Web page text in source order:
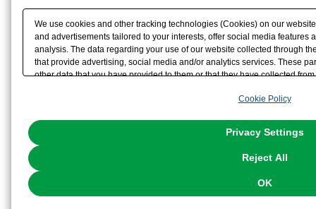
We use cookies and other tracking technologies (Cookies) on our
and advertisements tailored to your interests, offer social media features
analysis. The data regarding your use of our website collected through
that provide advertising, social media and/or analytics services. These
other data that you have provided to them or that they have collected
the use of all Cookies except for Strictly Necessary Cookies, please
You can change your consent or rejection settings at any time via
Cookie Policy
Privacy Settings
Reject All
OK